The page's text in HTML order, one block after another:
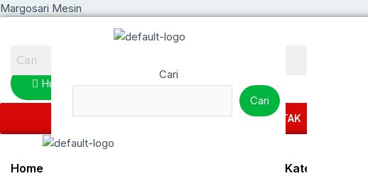
Lewati
Margosari Mesin
Hubungi Kami
HOME TENTANG KAMI KONTAK
Home Kategori
Cari
Cari